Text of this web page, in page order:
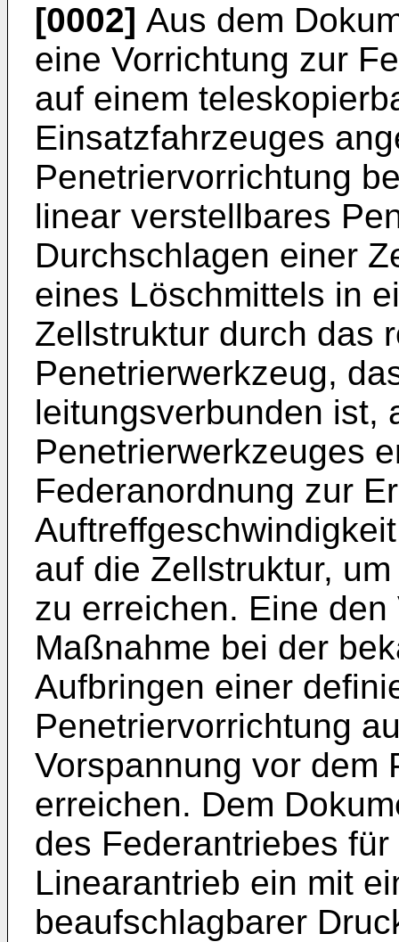
[0002] Aus dem
eine Vorrichtung zur
auf einem
Einsatzfahrzeuges
Penetriervorrichtung
linear verstellbares
Durchschlagen einer
eines Löschmittels in
Zellstruktur durch das
Penetrierwerkzeug,
leitungsverbunden ist,
Penetrierwerkzeuges
Federanordnung zur
auf die Zellstruktur,
zu erreichen. Eine
Maßnahme bei der
Aufbringen einer
Penetriervorrichtung
Vorspannung vor dem
erreichen. Dem
des Federantriebes
Linearantrieb ein mit
beaufschlagbarer